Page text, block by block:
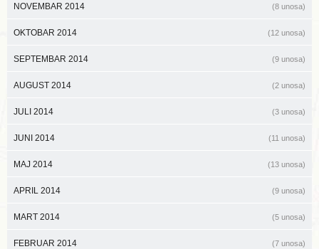
NOVEMBAR 2014 (8 unosa)
OKTOBAR 2014 (12 unosa)
SEPTEMBAR 2014 (9 unosa)
AUGUST 2014 (2 unosa)
JULI 2014 (3 unosa)
JUNI 2014 (11 unosa)
MAJ 2014 (13 unosa)
APRIL 2014 (9 unosa)
MART 2014 (5 unosa)
FEBRUAR 2014 (7 unosa)